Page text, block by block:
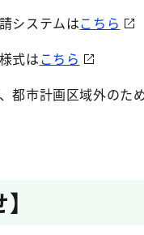
システムはこちら
式はこちら
都市計画区域外のた